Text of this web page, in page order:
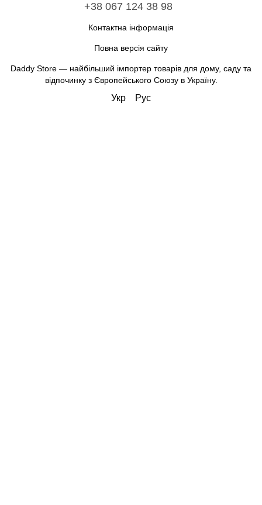
+38 067 124 38 98
Контактна інформація
Повна версія сайту
Daddy Store — найбільший імпортер товарів для дому, саду та
відпочинку з Європейського Союзу в Україну.
Укр Рус